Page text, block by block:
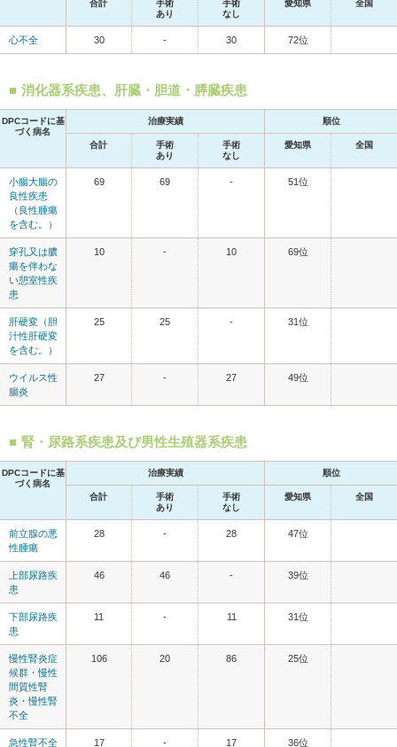
合計
手術
あり
手術
なし
愛知県 全国
心不全 30 - 30 72位
消化器系疾患、肝臓・胆道・膵臓疾患
DPCコードに基
づく病名
治療実績 順位
合計
手術
あり
手術
なし
愛知県 全国
小腸大腸の
良性疾患
（良性腫瘍
を含む。）
69 69 - 51位
穿孔又は膿
瘍を伴わな
い憩室性疾
患
10 - 10 69位
肝硬変（胆
汁性肝硬変
を含む。）
25 25 - 31位
ウイルス性
腸炎
27 - 27 49位
腎・尿路系疾患及び男性生殖器系疾患
DPCコードに基
づく病名
治療実績 順位
合計
手術
あり
手術
なし
愛知県 全国
前立腺の悪
性腫瘍
28 - 28 47位
上部尿路疾
患
46 46 - 39位
下部尿路疾
患
11 - 11 31位
慢性腎炎症
候群・慢性
間質性腎
炎・慢性腎
不全
106 20 86 25位
急性腎不全 17 - 17 36位